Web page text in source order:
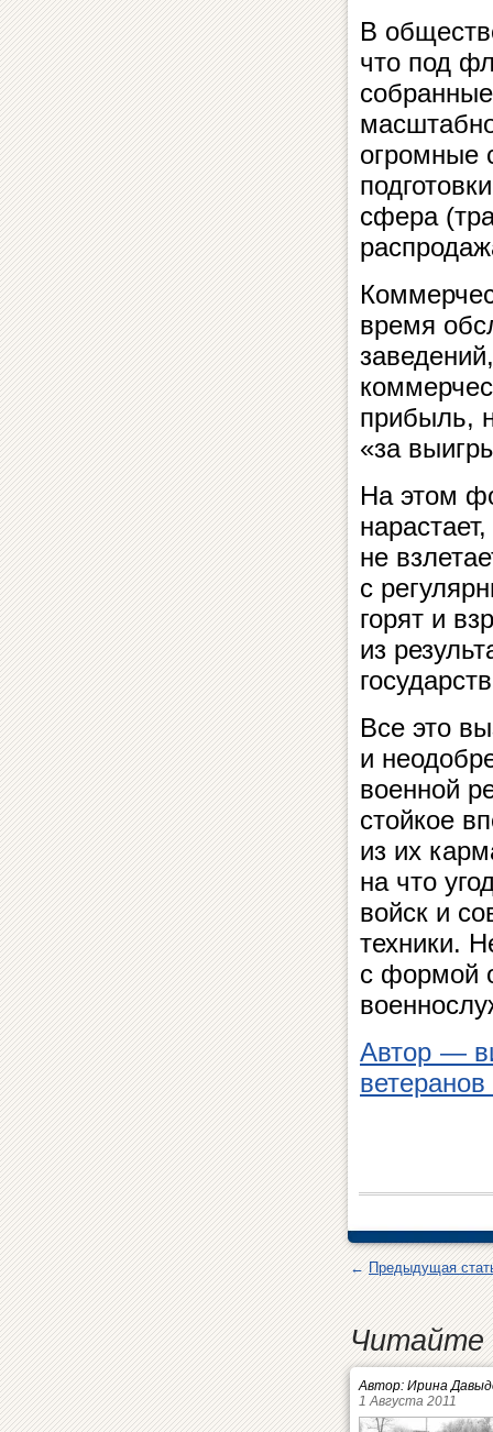
В
что под
огромные
сфера
время
прибыль,
«за
На этом
не
с
горят и
из
Все это
и
военной
стойкое
из их
на что
войск и
техники.
с формой
Автор —
←Предыдущая
Читайте
Автор: Ирина
1 Августа 2011